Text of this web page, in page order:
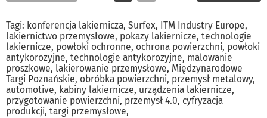
Tagi: konferencja lakiernicza, Surfex, ITM Industry Europe,
lakiernictwo przemysłowe, pokazy lakiernicze, technologie
lakiernicze, powłoki ochronne, ochrona powierzchni, powłoki
antykorozyjne, technologie antykorozyjne, malowanie
proszkowe, lakierowanie przemysłowe, Międzynarodowe
Targi Poznańskie, obróbka powierzchni, przemysł metalowy,
automotive, kabiny lakiernicze, urządzenia lakiernicze,
przygotowanie powierzchni, przemysł 4.0, cyfryzacja
produkcji, targi przemysłowe,